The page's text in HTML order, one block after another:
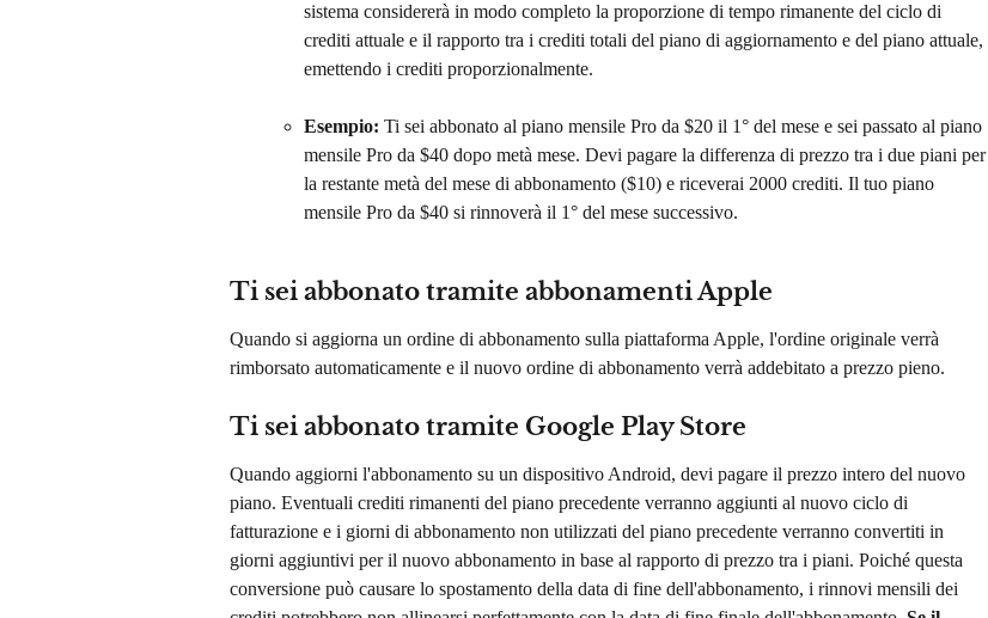
sistema considererà in modo completo la proporzione di tempo rimanente del ciclo di
crediti attuale e il rapporto tra i crediti totali del piano di aggiornamento e del piano attuale,
emettendo i crediti proporzionalmente.
Esempio: Ti sei abbonato al piano mensile Pro da $20 il 1° del mese e sei passato al piano
mensile Pro da $40 dopo metà mese. Devi pagare la differenza di prezzo tra i due piani per
la restante metà del mese di abbonamento ($10) e riceverai 2000 crediti. Il tuo piano
mensile Pro da $40 si rinnoverà il 1° del mese successivo.
Ti sei abbonato tramite abbonamenti Apple
Quando si aggiorna un ordine di abbonamento sulla piattaforma Apple, l'ordine originale verrà
rimborsato automaticamente e il nuovo ordine di abbonamento verrà addebitato a prezzo pieno.
Ti sei abbonato tramite Google Play Store
Quando aggiorni l'abbonamento su un dispositivo Android, devi pagare il prezzo intero del nuovo
piano. Eventuali crediti rimanenti del piano precedente verranno aggiunti al nuovo ciclo di
fatturazione e i giorni di abbonamento non utilizzati del piano precedente verranno convertiti in
giorni aggiuntivi per il nuovo abbonamento in base al rapporto di prezzo tra i piani. Poiché questa
conversione può causare lo spostamento della data di fine dell'abbonamento, i rinnovi mensili dei